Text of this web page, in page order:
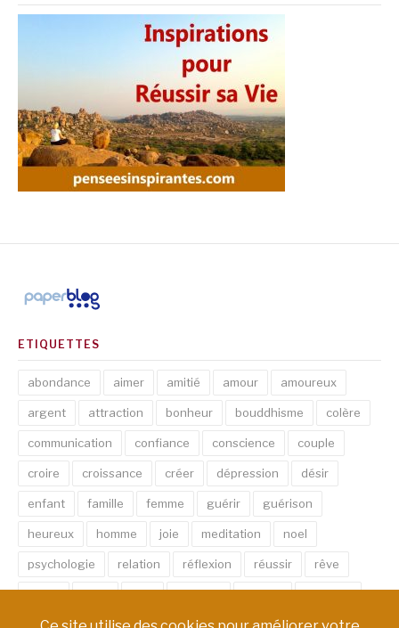
ETIQUETTES
abondance aimer amitié amour amoureux
argent attraction bonheur bouddhisme colère
communication confiance conscience couple
croire croissance créer dépression désir
enfant famille femme guérir guérison
heureux homme joie meditation noel
psychologie relation réflexion réussir rêve
santé sexe soin spirituel succès thérapie
vie âme émotion énergie équilibre